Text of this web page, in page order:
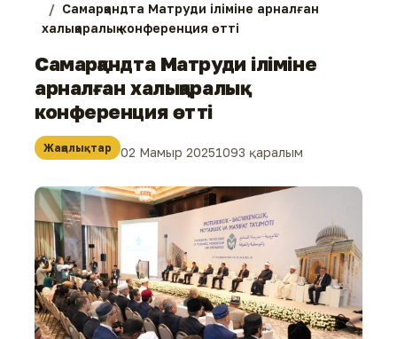
Самарқандта Матруди іліміне арналған
халықаралық конференция өтті
Самарқандта Матруди іліміне
арналған халықаралық
конференция өтті
Жаңалықтар 02 Мамыр 20251093 қаралым